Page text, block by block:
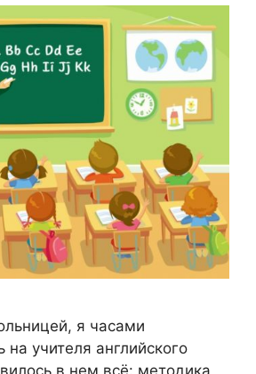
я часами
на учителя английского
в нем всё: методика